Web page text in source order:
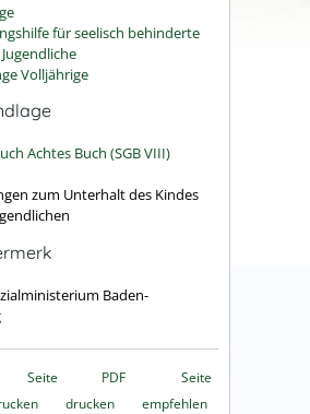
für seelisch behinderte
Volljährige
Achtes Buch (SGB VIII)
zum Unterhalt des Kindes
Baden-
Seite
PDF
drucken
Seite
empfehlen